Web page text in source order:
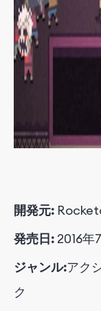
開発元:
発売日: 2016年
ジャンル:アク
ク